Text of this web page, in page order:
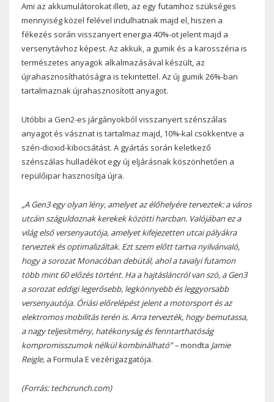
Ami az akkumulátorokat illeti, az egy futamhoz szükséges
mennyiség közel felével indulhatnak majd el, hiszen a
fékezés során visszanyert energia 40%-ot jelent majd a
versenytávhoz képest. Az akkuk, a gumik és a karosszéria is
természetes anyagok alkalmazásával készült, az
újrahasznosíthatóságra is tekintettel. Az új gumik 26%-ban
tartalmaznak újrahasznosított anyagot.
Utóbbi a Gen2-es járgányokból visszanyert szénszálas
anyagot és vásznat is tartalmaz majd, 10%-kal csökkentve a
szén-dioxid-kibocsátást. A gyártás során keletkező
szénszálas hulladékot egy új eljárásnak köszönhetően a
repülőipar hasznosítja újra.
„A Gen3 egy olyan lény, amelyet az élőhelyére terveztek: a város
utcáin száguldoznak kerekek közötti harcban. Valójában ez a
világ első versenyautója, amelyet kifejezetten utcai pályákra
terveztek és optimalizáltak. Ezt szem előtt tartva nyilvánvaló,
hogy a sorozat Monacóban debütál, ahol a tavalyi futamon
több mint 60 előzés történt. Ha a hajtásláncról van szó, a Gen3
a sorozat eddigi legerősebb, legkönnyebb és leggyorsabb
versenyautója. Óriási előrelépést jelent a motorsport és az
elektromos mobilitás terén is. Arra tervezték, hogy bemutassa,
a nagy teljesítmény, hatékonyság és fenntarthatóság
kompromisszumok nélkül kombinálható” –mondta Jamie
Reigle, a Formula E vezérigazgatója.
(Forrás: techcrunch.com)